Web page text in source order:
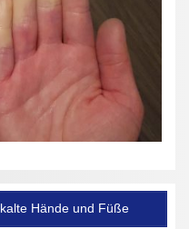
Hände und Füße